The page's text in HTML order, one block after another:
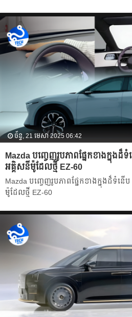
ច័ន្ទ, 21 មេសា 2025 06:42
Mazda បញ្ចេញរូបភាពផ្នែកខាងក្នុងដ៏
អគ្គិសនីម៉ូដែលថ្មី EZ-60
Mazda បញ្ចេញរូបភាពផ្នែកខាងក្នុងដ៏ទំនើ
ម៉ូដែលថ្មី EZ-60